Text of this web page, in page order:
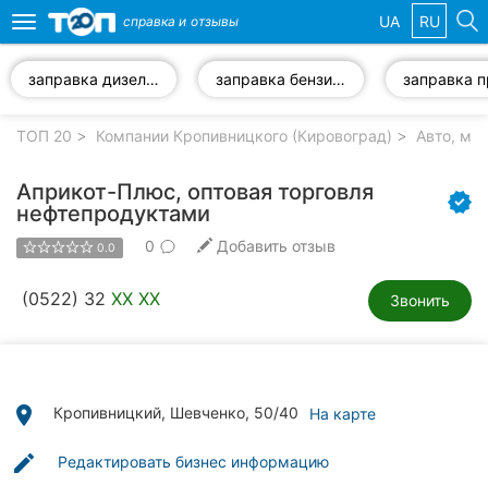
компании
Популярные
рубрики:
Стоматологии
Ветеринарные
Toggle
navigation
справка и отзывы UA RU
заправка дизелем заправка бензином
ТОП 20 Компании Кропивницкого (Кировоград) Авто,
Априкот-Плюс, оптовая торговля
нефтепродуктами
0.0 0 Добавить отзыв
(0522) 32 XX XX Звонить
place Кропивницкий, Шевченко, 50/40 На карте
edit Редактировать бизнес информацию